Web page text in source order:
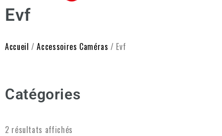
Evf
Accueil /Accessoires Caméras / Evf
Catégories
2 résultats affichés